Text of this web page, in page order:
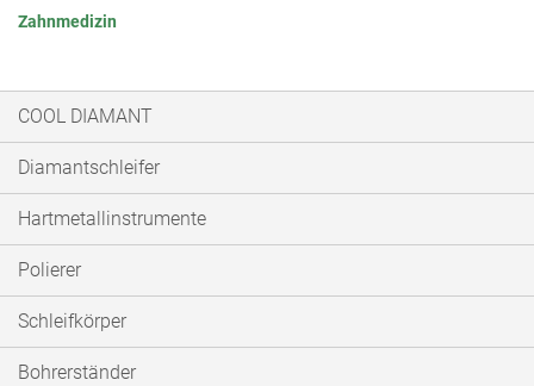
Zahnmedizin
COOL DIAMANT
Diamantschleifer
Hartmetallinstrumente
Polierer
Schleifkörper
Bohrerständer